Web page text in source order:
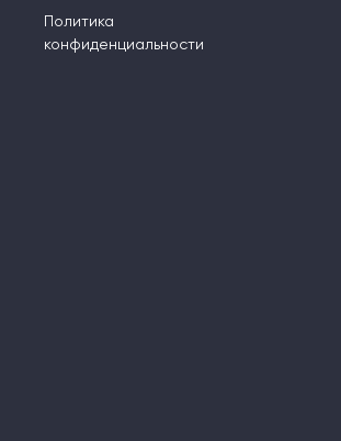
Политика
конфиденциальности